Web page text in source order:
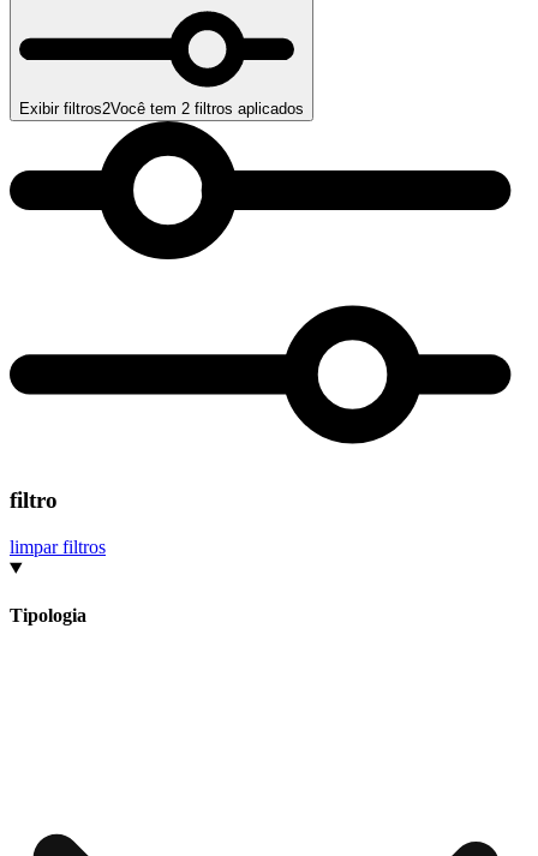
Exibir filtros2Você tem 2 filtros aplicados
filtro
limpar filtros
Tipologia